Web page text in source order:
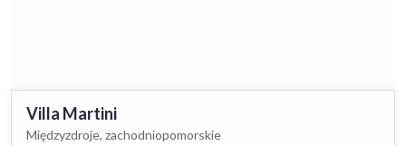
Villa Martini
Międzyzdroje, zachodniopomorskie